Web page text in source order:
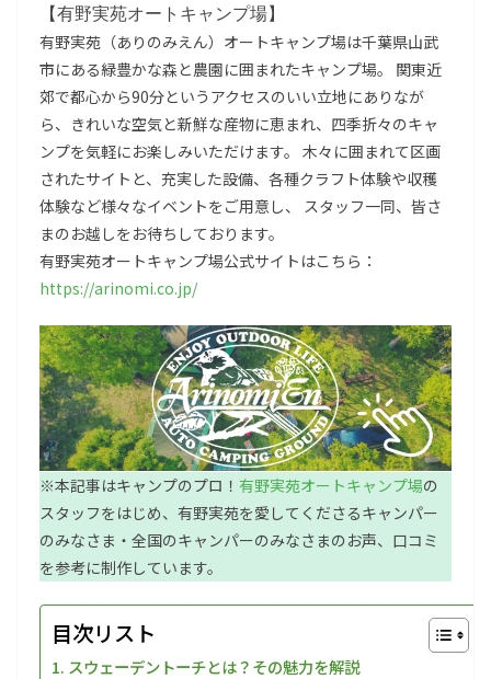
【有野実苑オートキャンプ場】
有野実苑（ありのみえん）オートキャンプ場は千葉県山武
市にある緑豊かな森と農園に囲まれたキャンプ場。 関東近
郊で都心から90分というアクセスのいい立地にありなが
ら、きれいな空気と新鮮な産物に恵まれ、四季折々のキャ
ンプを気軽にお楽しみいただけます。 木々に囲まれて区画
されたサイトと、充実した設備、各種クラフト体験や収穫
体験など様々なイベントをご用意し、 スタッフ一同、皆さ
まのお越しをお待ちしております。
有野実苑オートキャンプ場公式サイトはこちら：
https://arinomi.co.jp/
※本記事はキャンプのプロ！ 有野実苑オートキャンプ場の
スタッフをはじめ、有野実苑を愛してくださるキャンパー
のみなさま・全国のキャンパーのみなさまのお声、口コミ
を参考に制作しています。
目次リスト
スウェーデントーチとは？その魅力を解説